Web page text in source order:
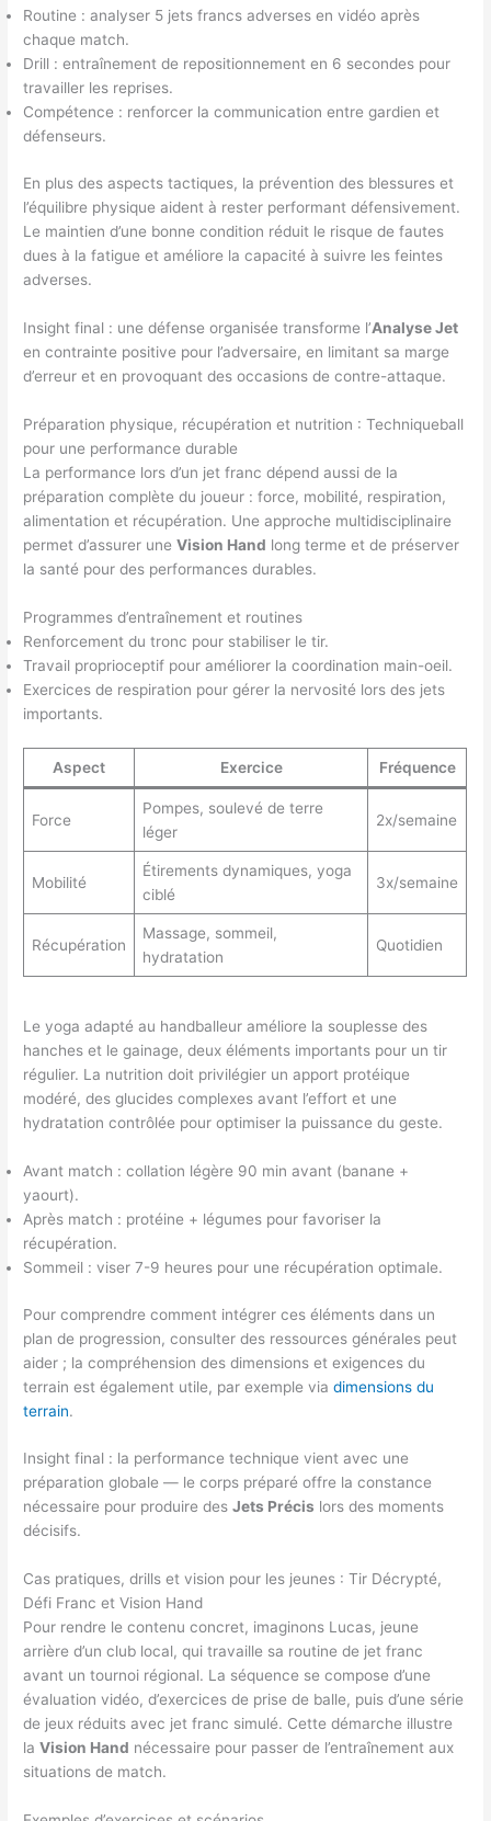
Routine : analyser 5 jets francs adverses en vidéo après
chaque match.
Drill : entraînement de repositionnement en 6 secondes pour
travailler les reprises.
Compétence : renforcer la communication entre gardien et
défenseurs.
En plus des aspects tactiques, la prévention des blessures et
l’équilibre physique aident à rester performant défensivement.
Le maintien d’une bonne condition réduit le risque de fautes
dues à la fatigue et améliore la capacité à suivre les feintes
adverses.
Insight final : une défense organisée transforme l’Analyse Jet
en contrainte positive pour l’adversaire, en limitant sa marge
d’erreur et en provoquant des occasions de contre-attaque.
Préparation physique, récupération et nutrition : Techniqueball
pour une performance durable
La performance lors d’un jet franc dépend aussi de la
préparation complète du joueur : force, mobilité, respiration,
alimentation et récupération. Une approche multidisciplinaire
permet d’assurer uneVision Hand long terme et de préserver
la santé pour des performances durables.
Programmes d’entraînement et routines
Renforcement du tronc pour stabiliser le tir.
Travail proprioceptif pour améliorer la coordination main-oeil.
Exercices de respiration pour gérer la nervosité lors des jets
importants.
Aspect Exercice Fréquence
Force
Pompes, soulevé de terre
léger
2x/semaine
Mobilité
Étirements dynamiques, yoga
ciblé
3x/semaine
Récupération
Massage, sommeil,
hydratation
Quotidien
Le yoga adapté au handballeur améliore la souplesse des
hanches et le gainage, deux éléments importants pour un tir
régulier. La nutrition doit privilégier un apport protéique
modéré, des glucides complexes avant l’effort et une
hydratation contrôlée pour optimiser la puissance du geste.
Avant match : collation légère 90 min avant (banane +
yaourt).
Après match : protéine + légumes pour favoriser la
récupération.
Sommeil : viser 7-9 heures pour une récupération optimale.
Pour comprendre comment intégrer ces éléments dans un
plan de progression, consulter des ressources générales peut
aider ; la compréhension des dimensions et exigences du
terrain est également utile, par exemple viadimensions du
terrain.
Insight final : la performance technique vient avec une
préparation globale — le corps préparé offre la constance
nécessaire pour produire desJets Précis lors des moments
décisifs.
Cas pratiques, drills et vision pour les jeunes : Tir Décrypté,
Défi Franc et Vision Hand
Pour rendre le contenu concret, imaginons Lucas, jeune
arrière d’un club local, qui travaille sa routine de jet franc
avant un tournoi régional. La séquence se compose d’une
évaluation vidéo, d’exercices de prise de balle, puis d’une série
de jeux réduits avec jet franc simulé. Cette démarche illustre
laVision Hand nécessaire pour passer de l’entraînement aux
situations de match.